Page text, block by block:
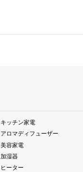
キッチン家電
アロマディフューザー
美容家電
加湿器
ヒーター